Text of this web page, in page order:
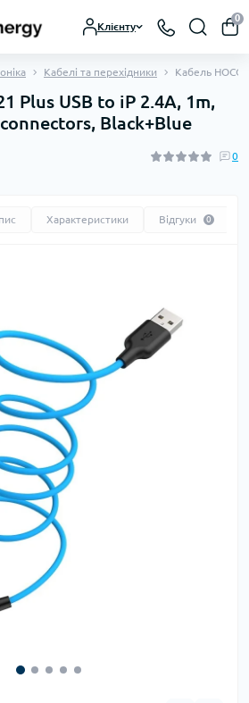
Клієнту
0
Кабелі та перехідники Кабель
Plus USB to iP 2.4A, 1m,
Black+Blue
0
Характеристики Відгуки 0